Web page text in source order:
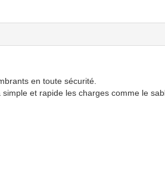
en toute sécurité.
et rapide les charges comme le